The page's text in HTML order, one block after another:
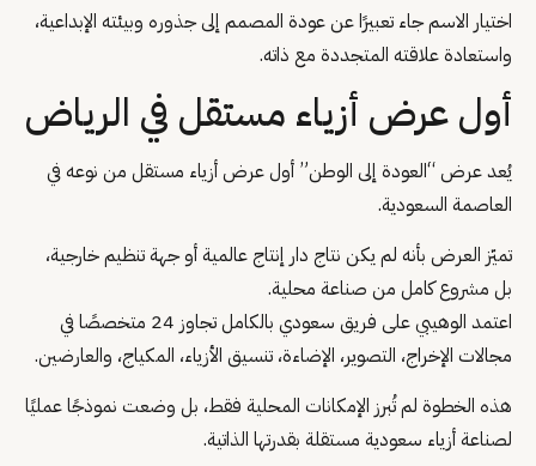
اختيار الاسم جاء تعبيرًا عن عودة المصمم إلى جذوره وبيئته الإبداعية،
واستعادة علاقته المتجددة مع ذاته.
أول عرض أزياء مستقل في الرياض
يُعد عرض “العودة إلى الوطن” أول عرض أزياء مستقل من نوعه في
العاصمة السعودية.
تميّز العرض بأنه لم يكن نتاج دار إنتاج عالمية أو جهة تنظيم خارجية،
بل مشروع كامل من صناعة محلية.
اعتمد الوهيبي على فريق سعودي بالكامل تجاوز 24 متخصصًا في
مجالات الإخراج، التصوير، الإضاءة، تنسيق الأزياء، المكياج، والعارضين.
هذه الخطوة لم تُبرز الإمكانات المحلية فقط، بل وضعت نموذجًا عمليًا
لصناعة أزياء سعودية مستقلة بقدرتها الذاتية.